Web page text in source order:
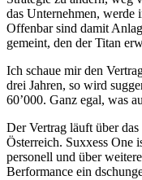
das Unternehmen, werde
Offenbar sind damit
gemeint, den der Titan
Ich schaue mir den
drei Jahren, so wird
60’000. Ganz egal, was
Der Vertrag läuft über
Österreich. Suxxess One
personell und über
Berformance ein